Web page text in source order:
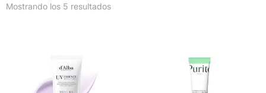
Mostrando los 5 resultados